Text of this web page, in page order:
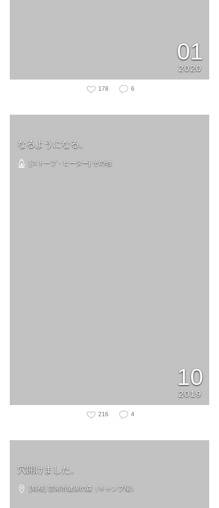
01
2020
178 6
なるようになる。
[ストーブ・ヒーター] その他
10
2019
216 4
穴開けました。
[島根] 雲南市健康の森（キャンプ場）